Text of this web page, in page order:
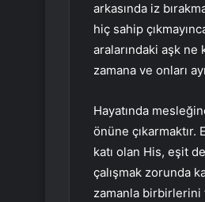
arkasında iz
hiç sahip
aralarındaki aşk ne
zamana ve onları
Hayatında
önüne çıkarmaktır.
katı olan His, eşit
çalışmak zorunda
zamanla birbirlerini